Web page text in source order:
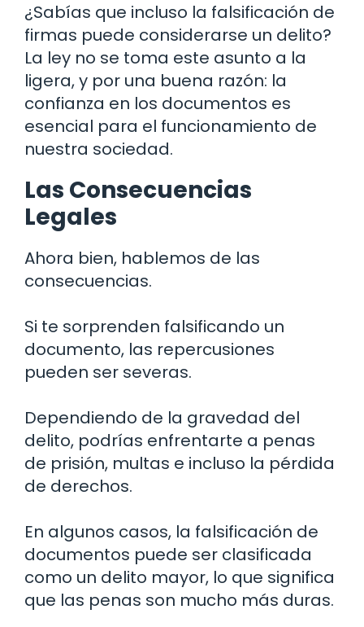
¿Sabías que incluso la falsificación de
firmas puede considerarse un delito?
La ley no se toma este asunto a la
ligera, y por una buena razón: la
confianza en los documentos es
esencial para el funcionamiento de
nuestra sociedad.
Las Consecuencias
Legales
Ahora bien, hablemos de las
consecuencias.
Si te sorprenden falsificando un
documento, las repercusiones
pueden ser severas.
Dependiendo de la gravedad del
delito, podrías enfrentarte a penas
de prisión, multas e incluso la pérdida
de derechos.
En algunos casos, la falsificación de
documentos puede ser clasificada
como un delito mayor, lo que significa
que las penas son mucho más duras.